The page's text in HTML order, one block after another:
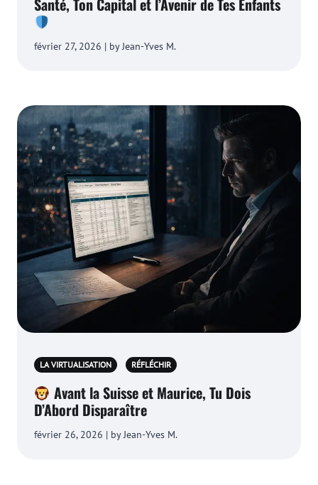
Santé, Ton Capital et l’Avenir de Tes Enfants
février 27, 2026 | by Jean-Yves M.
LA VIRTUALISATION RÉFLÉCHIR
Avant la Suisse et Maurice, Tu Dois
D’Abord Disparaître
février 26, 2026 | by Jean-Yves M.